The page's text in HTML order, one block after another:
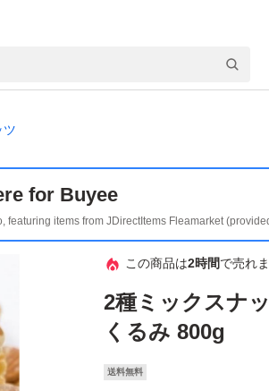
ツ
for Buyee
items from JDirectItems Fleamarket
この商品は2時間で売れ
2種ミックスナ
くるみ 800g
送料無料